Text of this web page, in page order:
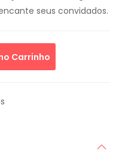
seus convidados.
Carrinho